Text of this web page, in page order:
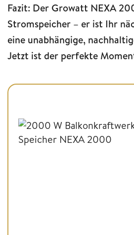
Fazit: Der Growatt NEXA
Stromspeicher – er ist Ihr
eine unabhängige,
Jetzt ist der perfekte